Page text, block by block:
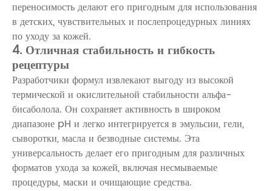
переносимость делают его пригодным для использования
в детских, чувствительных и послепроцедурных линиях
по уходу за кожей.
4. Отличная стабильность и гибкость
рецептуры
Разработчики формул извлекают выгоду из высокой
термической и окислительной стабильности альфа-
бисаболола. Он сохраняет активность в широком
диапазоне pH и легко интегрируется в эмульсии, гели,
сыворотки, масла и безводные системы. Эта
универсальность делает его пригодным для различных
форматов ухода за кожей, включая несмываемые
процедуры, маски и очищающие средства.